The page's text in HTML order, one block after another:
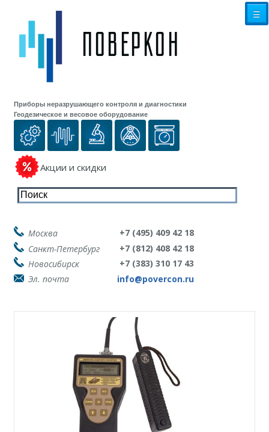
Приборы неразрушающего контроля и диагностики
Геодезическое и весовое оборудование
Акции и скидки
☰
Москва
+7 (495) 409 42 18
Санкт-Петербург
+7 (812) 408 42 18
Новосибирск
+7 (383) 310 17 43
Эл. почта
info@povercon.ru